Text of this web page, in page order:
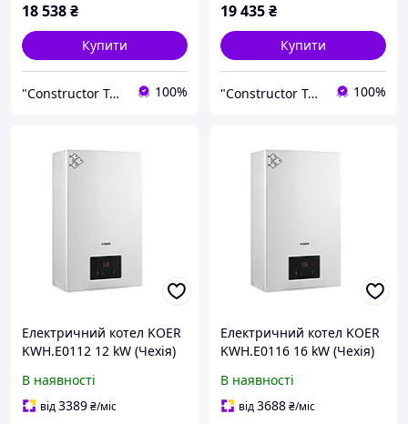
18 538₴
Купити
"Constructor Tepla" Конструктор Тепла 100%
19 435₴
Купити
"Constructor Tepla" Конструктор Тепла 100%
Електричний котел KOER
KWH.E0112 12 kW (Чехія)
одноконтурний 12 кВт
В наявності
від3389₴/міс
Електричний котел KOER
KWH.E0116 16 kW (Чехія)
одноконтурний 16 кВт
В наявності
від3688₴/міс